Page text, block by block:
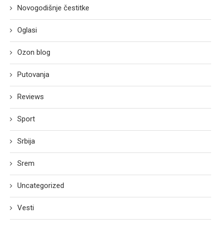
Novogodišnje čestitke
Oglasi
Ozon blog
Putovanja
Reviews
Sport
Srbija
Srem
Uncategorized
Vesti